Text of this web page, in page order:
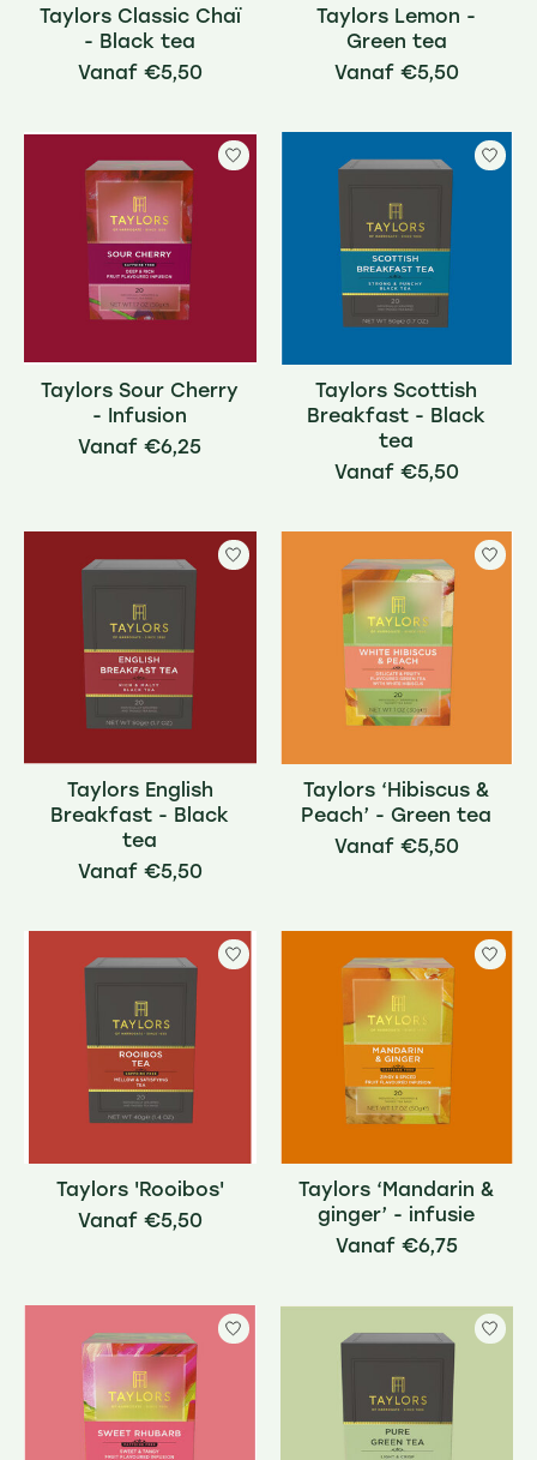
Taylors Classic Chaï
- Black tea
€5,50
Taylors Lemon -
Green tea
€5,50
Taylors Sour Cherry
- Infusion
€6,25
Taylors Scottish
Breakfast - Black
tea
€5,50
Taylors English
Breakfast - Black
tea
€5,50
Taylors ‘Hibiscus &
Peach’ - Green tea
€5,50
Taylors 'Rooibos'
€5,50
Taylors ‘Mandarin &
ginger’ - infusie
€6,75